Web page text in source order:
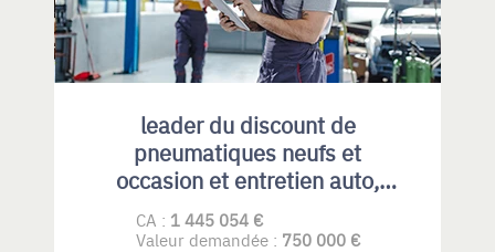
leader du discount de
pneumatiques neufs et
occasion et entretien auto,
emplacement idéal et fort
potentiel de développement
CA : 1 445 054 €
Valeur demandée : 750 000 €